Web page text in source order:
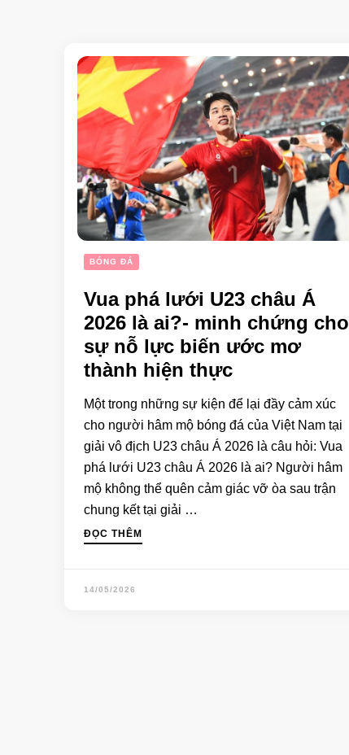
BÓNG ĐÁ
Vua phá lưới U23 châu Á
2026 là ai?- minh chứng cho
sự nỗ lực biến ước mơ
thành hiện thực
Một trong những sự kiện để lại đầy cảm xúc
cho người hâm mộ bóng đá của Việt Nam tại
giải vô địch U23 châu Á 2026 là câu hỏi: Vua
phá lưới U23 châu Á 2026 là ai? Người hâm
mộ không thể quên cảm giác vỡ òa sau trận
chung kết tại giải …
ĐỌC THÊM
14/05/2026